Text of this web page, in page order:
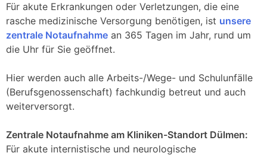
Für akute Erkrankungen oder Verletzungen, die eine
rasche medizinische Versorgung benötigen, ist unsere
zentrale Notaufnahme an 365 Tagen im Jahr, rund um
die Uhr für Sie geöffnet.
Hier werden auch alle Arbeits-/Wege- und Schulunfälle
(Berufsgenossenschaft) fachkundig betreut und auch
weiterversorgt.
Zentrale Notaufnahme am Kliniken-Standort Dülmen:
Für akute internistische und neurologische